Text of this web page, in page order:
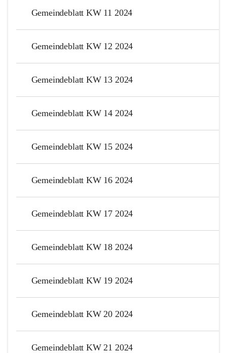
Gemeindeblatt KW 11 2024
Gemeindeblatt KW 12 2024
Gemeindeblatt KW 13 2024
Gemeindeblatt KW 14 2024
Gemeindeblatt KW 15 2024
Gemeindeblatt KW 16 2024
Gemeindeblatt KW 17 2024
Gemeindeblatt KW 18 2024
Gemeindeblatt KW 19 2024
Gemeindeblatt KW 20 2024
Gemeindeblatt KW 21 2024